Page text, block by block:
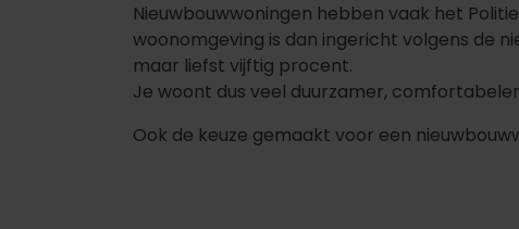
Nieuwbouwwoningen hebben vaak het
woonomgeving is dan ingericht volgens de
maar liefst vijftig procent.
Je woont dus veel duurzamer,
Ook de keuze gemaakt voor een